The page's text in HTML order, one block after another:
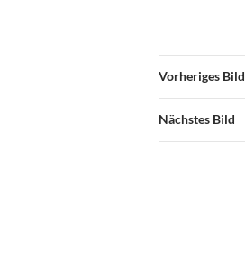
Vorheriges Bild
Nächstes Bild